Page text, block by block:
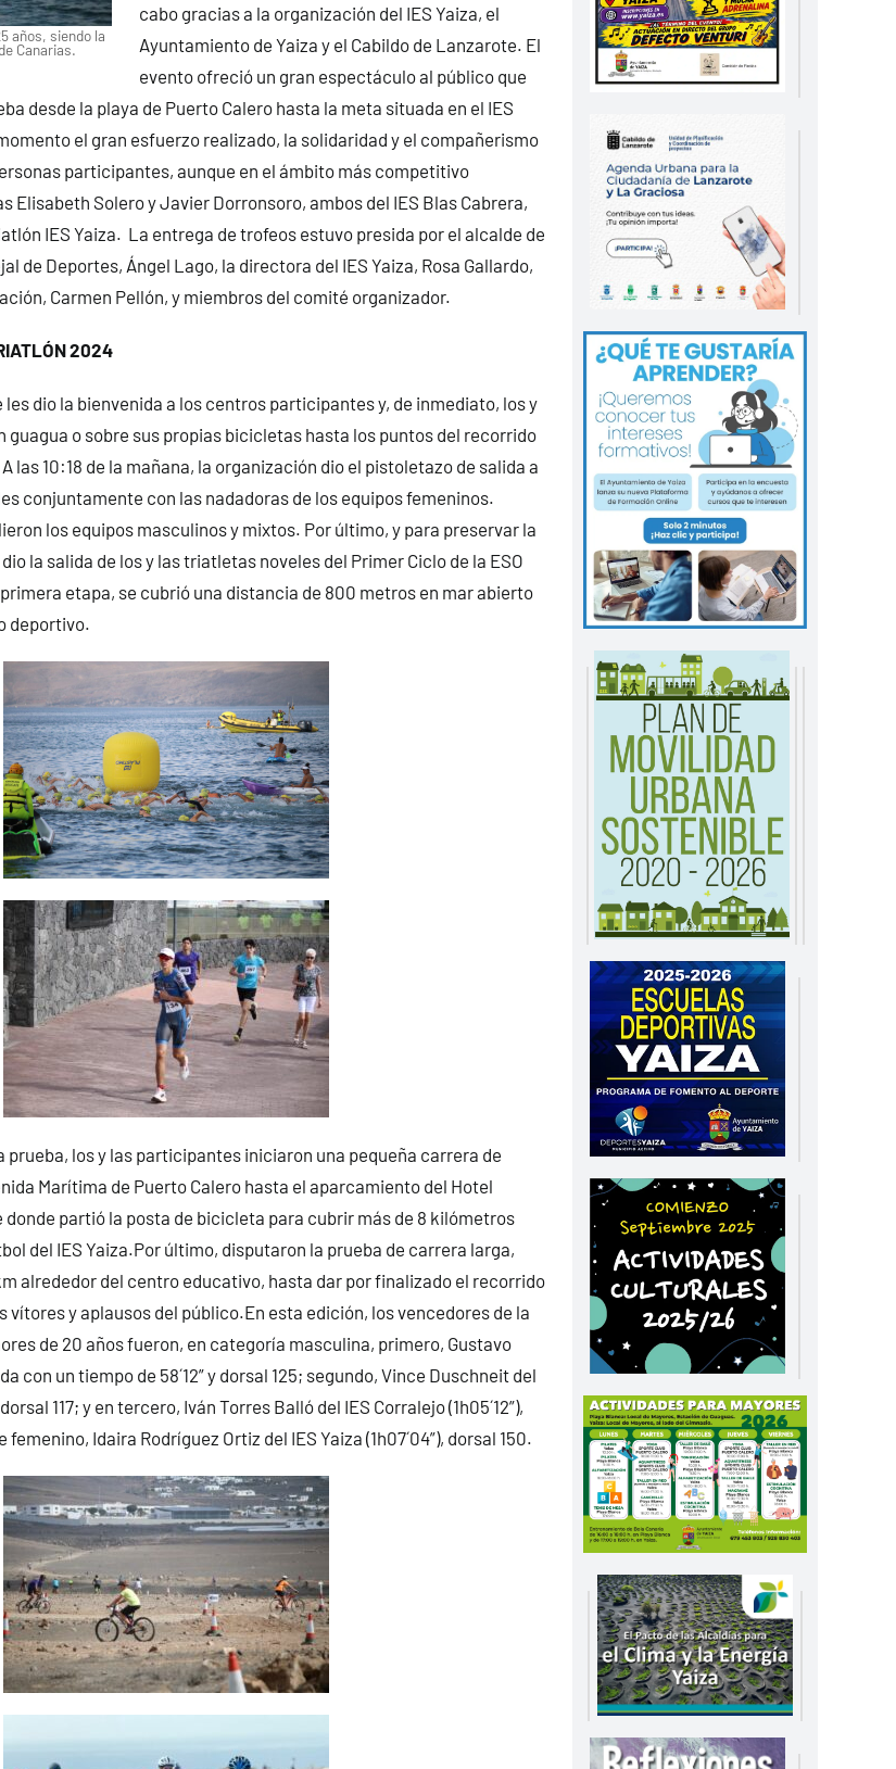
años, siendo la
Canarias.
cabo gracias a la organización del IES Yaiza, el
Ayuntamiento de Yaiza y el Cabildo de Lanzarote. El
evento ofreció un gran espectáculo al público que
desde la playa de Puerto Calero hasta la meta situada en el IES
el gran esfuerzo realizado, la solidaridad y el compañerismo
participantes, aunque en el ámbito más competitivo
Elisabeth Solero y Javier Dorronsoro, ambos del IES Blas Cabrera,
IES Yaiza. La entrega de trofeos estuvo presida por el alcalde de
de Deportes, Ángel Lago, la directora del IES Yaiza, Rosa Gallardo,
Carmen Pellón, y miembros del comité organizador.
2024
les dio la bienvenida a los centros participantes y, de inmediato, los y
guagua o sobre sus propias bicicletas hasta los puntos del recorrido
las 10:18 de la mañana, la organización dio el pistoletazo de salida a
conjuntamente con las nadadoras de los equipos femeninos.
los equipos masculinos y mixtos. Por último, y para preservar la
la salida de los y las triatletas noveles del Primer Ciclo de la ESO
etapa, se cubrió una distancia de 800 metros en mar abierto
deportivo.
prueba, los y las participantes iniciaron una pequeña carrera de
Marítima de Puerto Calero hasta el aparcamiento del Hotel
donde partió la posta de bicicleta para cubrir más de 8 kilómetros
del IES Yaiza.Por último, disputaron la prueba de carrera larga,
alrededor del centro educativo, hasta dar por finalizado el recorrido
vítores y aplausos del público.En esta edición, los vencedores de la
de 20 años fueron, en categoría masculina, primero, Gustavo
con un tiempo de 58´12” y dorsal 125; segundo, Vince Duschneit del
117; y en tercero, Iván Torres Balló del IES Corralejo (1h05´12”),
femenino, Idaira Rodríguez Ortiz del IES Yaiza (1h07´04”), dorsal 150.